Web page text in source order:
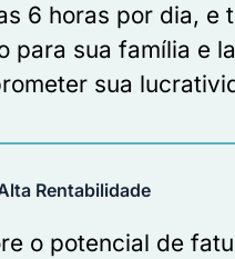
6 horas por dia, e
para sua família e
sua
Rentabilidade
o potencial de